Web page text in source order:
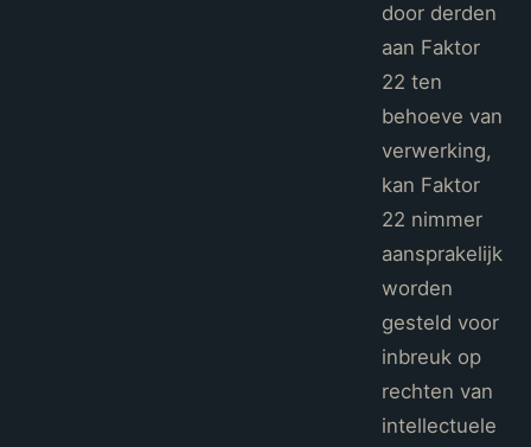
door derden
aan Faktor
22 ten
behoeve van
verwerking,
kan Faktor
22 nimmer
aansprakelijk
worden
gesteld voor
inbreuk op
rechten van
intellectuele